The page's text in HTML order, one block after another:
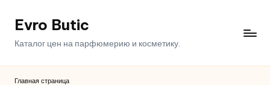
ПерейтиEvro Butic
Каталог цен на парфюмерию и косметику.
Главная страница